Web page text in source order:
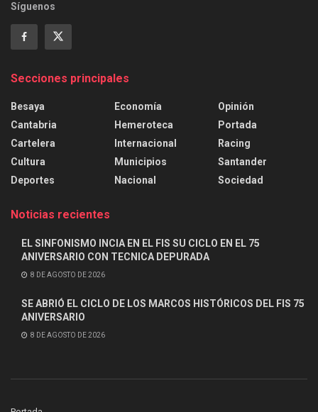
Síguenos
Secciones principales
Besaya
Cantabria
Cartelera
Cultura
Deportes
Economía
Hemeroteca
Internacional
Municipios
Nacional
Opinión
Portada
Racing
Santander
Sociedad
Noticias recientes
EL SINFONISMO INCIA EN EL FIS SU CICLO EN EL 75
ANIVERSARIO CON TECNICA DEPURADA
8 DE AGOSTO DE 2026
SE ABRIÓ EL CICLO DE LOS MARCOS HISTÓRICOS DEL FIS 75
ANIVERSARIO
8 DE AGOSTO DE 2026